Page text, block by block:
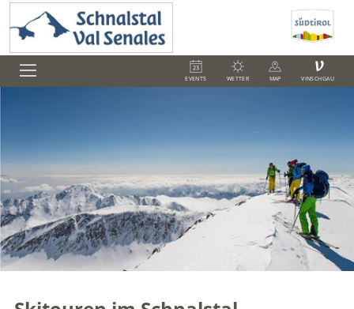
EVENTS WETTER MAP
V
VINSCHGAU